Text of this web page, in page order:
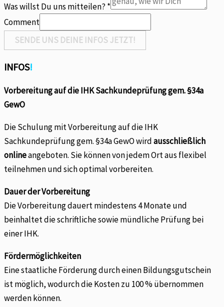
an
Was willst Du uns mitteilen? *
Comment
SENDE UNS DEINE INFOS JETZT!
INFOS!
Vorbereitung auf die IHK Sachkundeprüfung gem. §34a
GewO
Die Schulung mit Vorbereitung auf die IHK
Sachkundeprüfung gem. §34a GewO wirdausschließlich
onlineangeboten. Sie können von jedem Ort aus flexibel
teilnehmen und sich optimal vorbereiten.
Dauer der Vorbereitung
Die Vorbereitung dauert mindestens 4 Monate und
beinhaltet die schriftliche sowie mündliche Prüfung bei
einer IHK.
Fördermöglichkeiten
Eine staatliche Förderung durch einen Bildungsgutschein
ist möglich, wodurch die Kosten zu 100 % übernommen
werden können.